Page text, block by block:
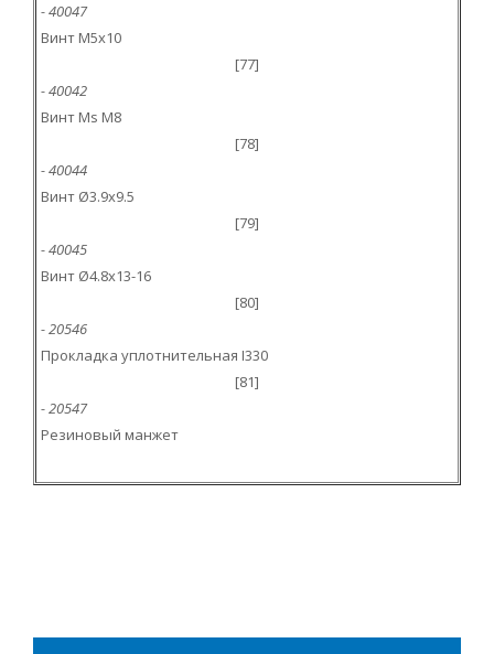
- 40047
Винт M5x10
[77]
- 40042
Винт Ms M8
[78]
- 40044
Винт Ø3.9x9.5
[79]
- 40045
Винт Ø4.8x13-16
[80]
- 20546
Прокладка уплотнительная I330
[81]
- 20547
Резиновый манжет